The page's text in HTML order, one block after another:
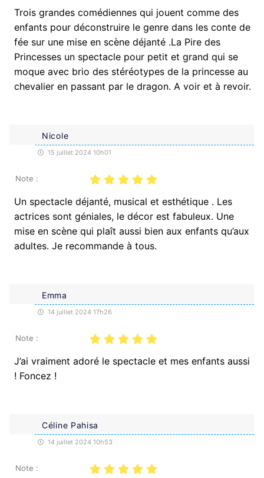
Trois grandes comédiennes qui jouent comme des
enfants pour déconstruire le genre dans les conte de
fée sur une mise en scène déjanté .La Pire des
Princesses un spectacle pour petit et grand qui se
moque avec brio des stéréotypes de la princesse au
chevalier en passant par le dragon. A voir et à revoir.
Nicole
15 juillet 2024 10h01
Note :
Un spectacle déjanté, musical et esthétique . Les
actrices sont géniales, le décor est fabuleux. Une
mise en scène qui plaît aussi bien aux enfants qu’aux
adultes. Je recommande à tous.
Emma
14 juillet 2024 17h26
Note :
J’ai vraiment adoré le spectacle et mes enfants aussi
! Foncez !
Céline Pahisa
14 juillet 2024 10h53
Note :